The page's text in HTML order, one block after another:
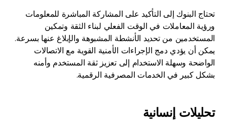
تحتاج البنوك إلى التأكيد على المشاركة المباشرة للمعلومات
ورؤية المعاملات في الوقت الفعلي لبناء الثقة وتمكين
المستخدمين من تحديد الأنشطة المشبوهة والإبلاغ عنها بسرعة.
يمكن أن يؤدي دمج الإجراءات الأمنية القوية مع الاتصالات
الواضحة وسهلة الاستخدام إلى تعزيز ثقة المستخدم وأمنه
بشكل كبير في الخدمات المصرفية الرقمية.
تحليلات إنسانية